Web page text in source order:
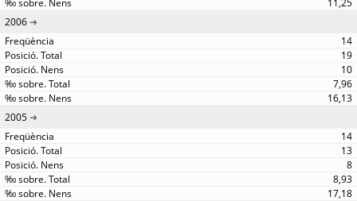
11,25
2006
14
19
10
7,96
16,13
2005
14
13
8
8,93
17,18